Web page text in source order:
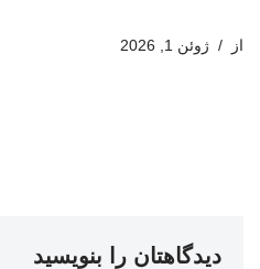
از ژوئن 1, 2026
دیدگاهتان را بنویسید